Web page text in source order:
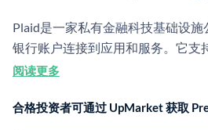
Plaid是一家私有金融科技基础设
银行账户连接到应用和服务。它支
规、信贷承销和开放金融等用例。
阅读更多
合格投资者可通过 UpMarket 获取